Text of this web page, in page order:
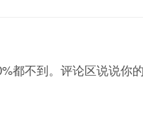
都不到。评论区说说你